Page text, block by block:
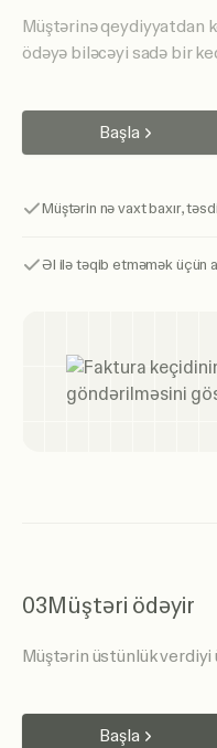
Müştərinə qeydiyyatdan
ödəyə biləcəyi sadə bir
Başla
Müştərin nə vaxt baxır,
Əl ilə təqib etməmək üçün
03Müştəri ödəyir
Müştərin üstünlük verdiyi
Başla